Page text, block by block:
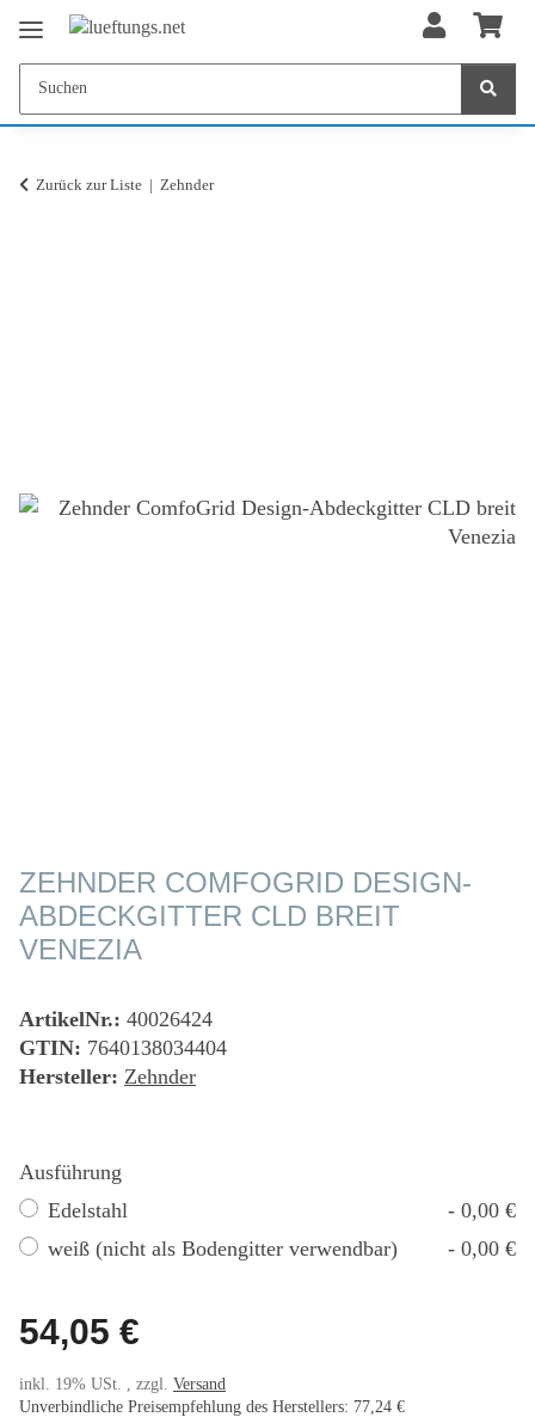
Zurück zur Liste Zehnder
ZEHNDER COMFOGRID DESIGN-
ABDECKGITTER CLD BREIT
VENEZIA
ArtikelNr.: 40026424
GTIN: 7640138034404
Hersteller: Zehnder
Ausführung
Edelstahl
- 0,00 €
weiß (nicht als Bodengitter verwendbar)
- 0,00 €
54,05 €
inkl. 19% USt. , zzgl. Versand
Unverbindliche Preisempfehlung des Herstellers: 77,24 €